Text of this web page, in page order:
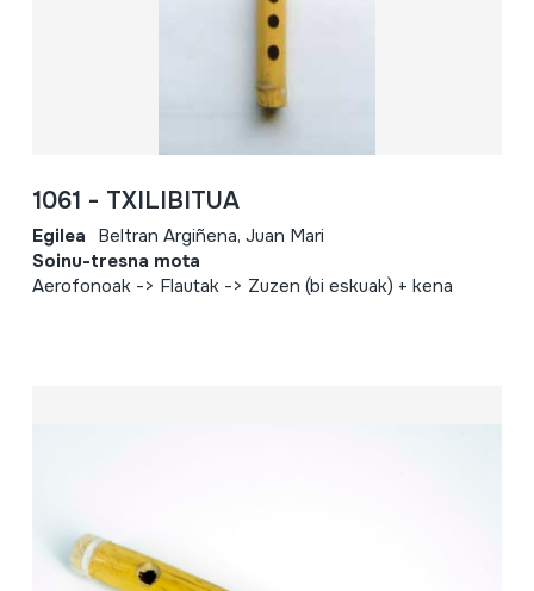
1061 - TXILIBITUA
Egilea Beltran Argiñena, Juan Mari
Soinu-tresna mota
Aerofonoak -> Flautak -> Zuzen (bi eskuak) + kena